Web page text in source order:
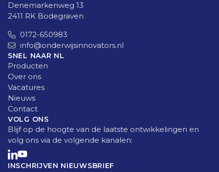
Denemarkenweg 13
2411 RK Bodegraven
0172-650983
info@onderwijsinnovators.nl
SNEL NAAR NL
Producten
Over ons
Vacatures
Nieuws
Contact
VOLG ONS
Blijf op de hoogte van de laatste ontwikkelingen en
volg ons via de volgende kanalen:
INSCHRIJVEN NIEUWSBRIEF